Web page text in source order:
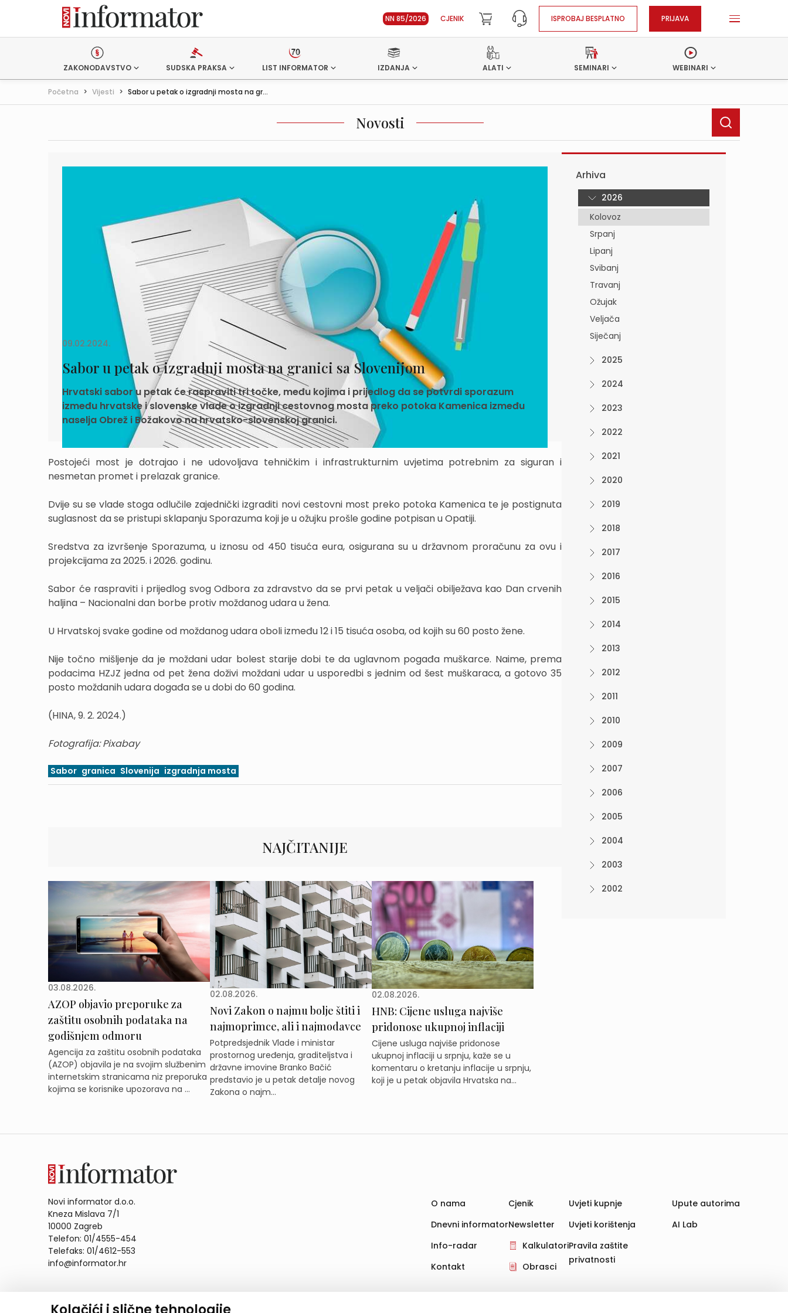
NN 85/2026 CJENIK ISPROBAJ BESPLATNO PRIJAVA
ZAKONODAVSTVO SUDSKA PRAKSA LIST INFORMATOR IZDANJA ALATI SEMINARI WEBINARI
Početna > Vijesti > Sabor u petak o izgradnji mosta na gr...
Novosti
09.02.2024.
Sabor u petak o izgradnji mosta na granici sa Slovenijom
Hrvatski sabor u petak će raspraviti tri točke, među kojima i prijedlog da se potvrdi sporazum
između hrvatske i slovenske vlade o izgradnji cestovnog mosta preko potoka Kamenica između
naselja Obrež i Božakovo na hrvatsko-slovenskoj granici.
Postojeći most je dotrajao i ne udovoljava tehničkim i infrastrukturnim uvjetima potrebnim za siguran i
nesmetan promet i prelazak granice.
Dvije su se vlade stoga odlučile zajednički izgraditi novi cestovni most preko potoka Kamenica te je postignuta
suglasnost da se pristupi sklapanju Sporazuma koji je u ožujku prošle godine potpisan u Opatiji.
Sredstva za izvršenje Sporazuma, u iznosu od 450 tisuća eura, osigurana su u državnom proračunu za ovu i
projekcijama za 2025. i 2026. godinu.
Sabor će raspraviti i prijedlog svog Odbora za zdravstvo da se prvi petak u veljači obilježava kao Dan crvenih
haljina – Nacionalni dan borbe protiv moždanog udara u žena.
U Hrvatskoj svake godine od moždanog udara oboli između 12 i 15 tisuća osoba, od kojih su 60 posto žene.
Nije točno mišljenje da je moždani udar bolest starije dobi te da uglavnom pogađa muškarce. Naime, prema
podacima HZJZ jedna od pet žena doživi moždani udar u usporedbi s jednim od šest muškaraca, a gotovo 35
posto moždanih udara događa se u dobi do 60 godina.
(HINA, 9. 2. 2024.)
Fotografija: Pixabay
Sabor granica Slovenija izgradnja mosta
NAJČITANIJE
03.08.2026.
AZOP objavio preporuke za
zaštitu osobnih podataka na
godišnjem odmoru
Agencija za zaštitu osobnih podataka
(AZOP) objavila je na svojim službenim
internetskim stranicama niz preporuka
kojima se korisnike upozorava na ...
02.08.2026.
Novi Zakon o najmu bolje štiti i
najmoprimce, ali i najmodavce
Potpredsjednik Vlade i ministar
prostornog uređenja, graditeljstva i
državne imovine Branko Bačić
predstavio je u petak detalje novog
Zakona o najm...
02.08.2026.
HNB: Cijene usluga najviše
pridonose ukupnoj inflaciji
Cijene usluga najviše pridonose
ukupnoj inflaciji u srpnju, kaže se u
komentaru o kretanju inflacije u srpnju,
koji je u petak objavila Hrvatska na...
Arhiva
2026
Kolovoz
Srpanj
Lipanj
Svibanj
Travanj
Ožujak
Veljača
Siječanj
2025
2024
2023
2022
2021
2020
2019
2018
2017
2016
2015
2014
2013
2012
2011
2010
2009
2007
2006
2005
2004
2003
2002
Novi informator d.o.o.
Kneza Mislava 7/1
10000 Zagreb
Telefon: 01/4555-454
Telefaks: 01/4612-553
info@informator.hr
O nama
Dnevni informator
Info-radar
Kontakt
Cjenik
Newsletter
Kalkulatori
Obrasci
Uvjeti kupnje
Uvjeti korištenja
Pravila zaštite
privatnosti
Upute autorima
AI Lab